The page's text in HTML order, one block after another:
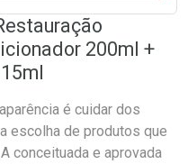
200ml +
é cuidar dos
escolha de produtos que
conceituada e aprovada